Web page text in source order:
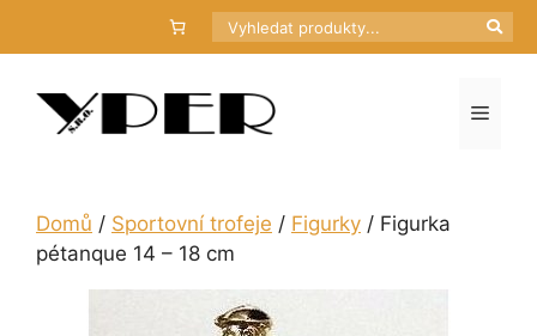
Hledat
Menu
Domů / Sportovní trofeje / Figurky / Figurka
pétanque 14 – 18 cm